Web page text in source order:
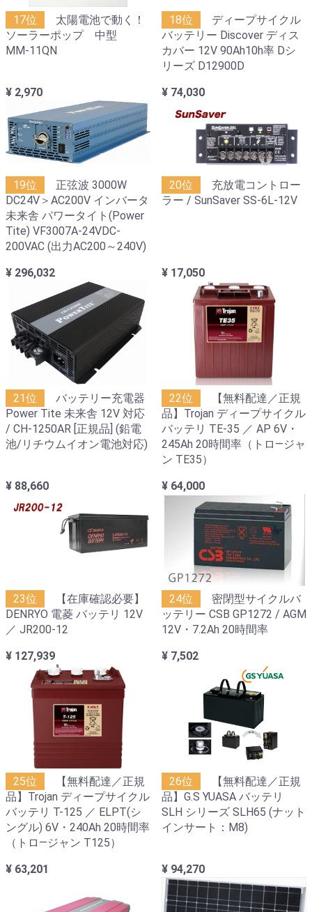
17位
太陽電池で動く！
ソーラーポップ 中型
MM-11QN
¥ 2,970
18位
ディープサイクル
バッテリー Discover ディス
カバー 12V 90Ah10h率 Dシ
リーズ D12900D
¥ 74,030
19位
正弦波 3000W
DC24V＞AC200V インバータ
未来舎 パワータイト(Power
Tite) VF3007A-24VDC-
200VAC (出力AC200～240V)
¥ 296,032
20位
充放電コントロー
ラー / SunSaver SS-6L-12V
¥ 17,050
21位
バッテリー充電器
Power Tite 未来舎 12V 対応
/ CH-1250AR [正規品] (鉛電
池/リチウムイオン電池対応)
¥ 88,660
22位
【無料配達／正規
品】Trojan ディープサイクル
バッテリ TE-35 ／ AP 6V・
245Ah 20時間率（トロ―ジャ
ン TE35）
¥ 64,000
23位
【在庫確認必要】
DENRYO 電菱 バッテリ 12V
／ JR200-12
¥ 127,939
24位
密閉型サイクルバ
ッテリー CSB GP1272 / AGM
12V・7.2Ah 20時間率
¥ 7,502
25位
【無料配達／正規
品】Trojan ディープサイクル
バッテリ T-125 ／ ELPT(シ
ングル) 6V・240Ah 20時間率
（トロ―ジャン T125）
¥ 63,201
26位
【無料配達／正規
品】G.S YUASA バッテリ
SLH シリーズ SLH65 (ナット
インサート：M8)
¥ 94,270